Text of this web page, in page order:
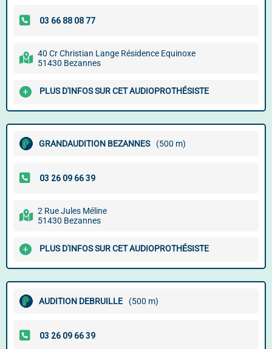
40 Cr Christian Lange Résidence Equinoxe
51430 Bezannes
PLUS D'INFOS SUR CET AUDIOPROTHÉSISTE
GRANDAUDITION BEZANNES (500 m)
2 Rue Jules Méline
51430 Bezannes
PLUS D'INFOS SUR CET AUDIOPROTHÉSISTE
AUDITION DEBRUILLE (500 m)